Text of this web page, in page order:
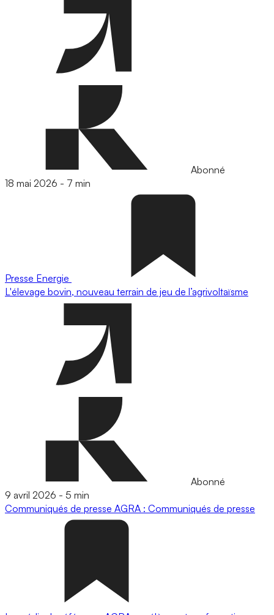
Abonné
18 mai 2026 - 7 min
Presse Energie
L'élevage bovin, nouveau terrain de jeu de l’agrivoltaïsme
Abonné
9 avril 2026 - 5 min
Communiqués de presse AGRA : Communiqués de presse